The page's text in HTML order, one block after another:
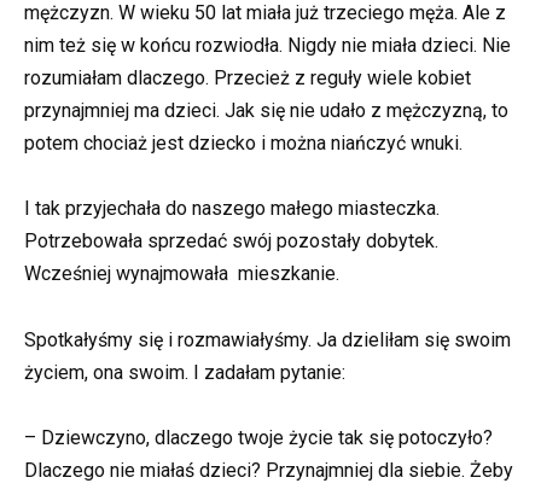
mężczyzn. W wieku 50 lat miała już trzeciego męża. Ale z
nim też się w końcu rozwiodła. Nigdy nie miała dzieci. Nie
rozumiałam dlaczego. Przecież z reguły wiele kobiet
przynajmniej ma dzieci. Jak się nie udało z mężczyzną, to
potem chociaż jest dziecko i można niańczyć wnuki.
I tak przyjechała do naszego małego miasteczka.
Potrzebowała sprzedać swój pozostały dobytek.
Wcześniej wynajmowała mieszkanie.
Spotkałyśmy się i rozmawiałyśmy. Ja dzieliłam się swoim
życiem, ona swoim. I zadałam pytanie:
– Dziewczyno, dlaczego twoje życie tak się potoczyło?
Dlaczego nie miałaś dzieci? Przynajmniej dla siebie. Żeby